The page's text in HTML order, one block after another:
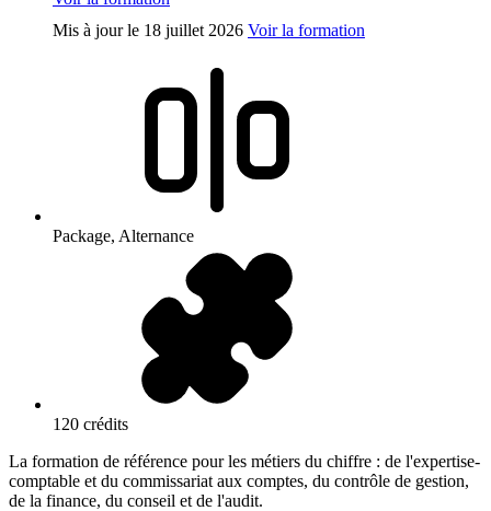
Mis à jour le 18 juillet 2026 Voir la formation
Package, Alternance
120 crédits
La formation de référence pour les métiers du chiffre : de l'expertise-
comptable et du commissariat aux comptes, du contrôle de gestion,
de la finance, du conseil et de l'audit.